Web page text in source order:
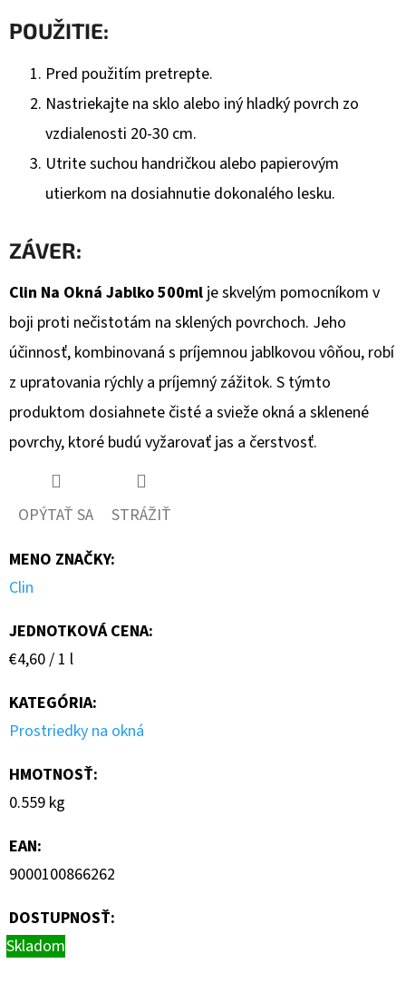
POUŽITIE:
Pred použitím pretrepte.
Nastriekajte na sklo alebo iný hladký povrch zo
vzdialenosti 20-30 cm.
Utrite suchou handričkou alebo papierovým
utierkom na dosiahnutie dokonalého lesku.
ZÁVER:
Clin Na Okná Jablko 500ml je skvelým pomocníkom v
boji proti nečistotám na sklených povrchoch. Jeho
účinnosť, kombinovaná s príjemnou jablkovou vôňou, robí
z upratovania rýchly a príjemný zážitok. S týmto
produktom dosiahnete čisté a svieže okná a sklenené
povrchy, ktoré budú vyžarovať jas a čerstvosť.
OPÝTAŤ SA
STRÁŽIŤ
MENO ZNAČKY:
Clin
JEDNOTKOVÁ CENA:
Jednotková
€4,60 / 1 l
KATEGÓRIA:
Prostriedky na okná
HMOTNOSŤ:
0.559 kg
EAN:
9000100866262
DOSTUPNOSŤ:
Skladom